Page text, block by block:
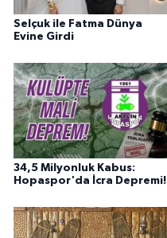
Selçuk ile Fatma Dünya
Evine Girdi
34,5 Milyonluk Kabus:
Hopaspor'da İcra Depremi!